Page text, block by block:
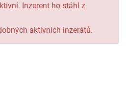
Inzerent ho stáhl z
aktivních inzerátů.